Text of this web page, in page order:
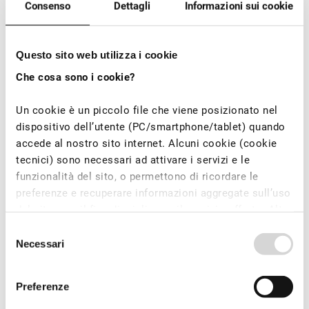
Consenso Dettagli Informazioni sui cookie
Questo sito web utilizza i cookie
Che cosa sono i cookie?
Un cookie è un piccolo file che viene posizionato nel
dispositivo dell’utente (PC/smartphone/tablet) quando
accede al nostro sito internet. Alcuni cookie (cookie
tecnici) sono necessari ad attivare i servizi e le
funzionalità del sito, o permettono di ricordare le
preferenze e recuperare informazioni aggregate sull’uso
del sito, con il fine di migliorare il servizio offerto. Altre
essere invece usate per tracciare la navigazione degli
utenti e profilare interessi e abitudini, per visualizzare
cookie tecnici non è richiesto il consenso degli utenti,
delNecessari
Preferenze
cresciuta
moderatamente,
16,7% nel 2015
2021
Europea, la quota
di energie
rinnovabili nei
consumi
energetici ha
raggiunto il 23%,
con un
incremento di 6
punti percentuali